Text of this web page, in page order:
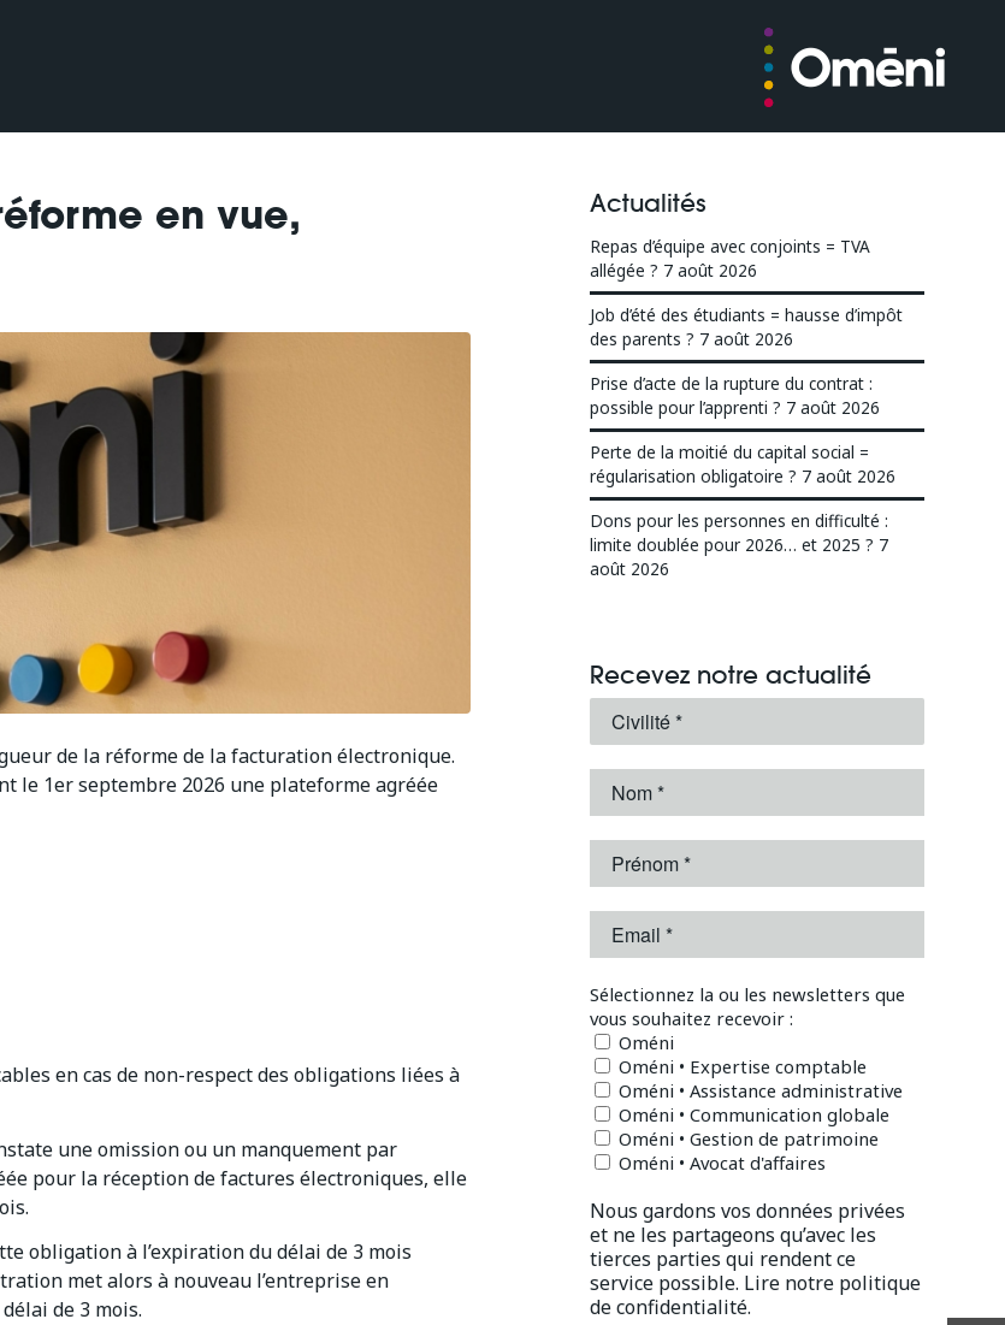
en vue,
de la réforme de la facturation électronique.
le 1er septembre 2026 une plateforme agréée
en cas de non-respect des obligations liées à
une omission ou un manquement par
pour la réception de factures électroniques, elle
obligation à l’expiration du délai de 3 mois
met alors à nouveau l’entreprise en
de 3 mois.
Actualités
Repas d’équipe avec conjoints = TVA
allégée ? 7 août 2026
Job d’été des étudiants = hausse d’impôt
des parents ? 7 août 2026
Prise d’acte de la rupture du contrat :
possible pour l’apprenti ? 7 août 2026
Perte de la moitié du capital social =
régularisation obligatoire ? 7 août 2026
Dons pour les personnes en difficulté :
limite doublée pour 2026… et 2025 ? 7
août 2026
Recevez notre actualité
Sélectionnez la ou les newsletters que
vous souhaitez recevoir :
Oméni
Oméni • Expertise comptable
Oméni • Assistance administrative
Oméni • Communication globale
Oméni • Gestion de patrimoine
Oméni • Avocat d'affaires
Nous gardons vos données privées
et ne les partageons qu’avec les
tierces parties qui rendent ce
service possible. Lire notre politique
de confidentialité.